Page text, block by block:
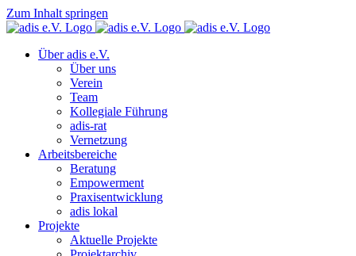
Zum Inhalt springen
Über adis e.V.
Über uns
Verein
Team
Kollegiale Führung
adis-rat
Vernetzung
Arbeitsbereiche
Beratung
Empowerment
Praxisentwicklung
adis lokal
Projekte
Aktuelle Projekte